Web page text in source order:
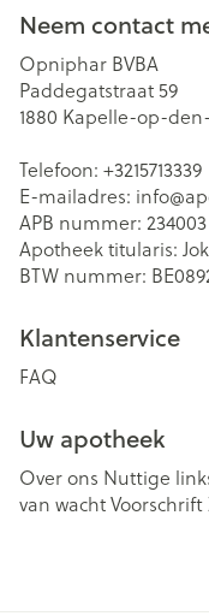
Neem contact
Opniphar BVBA
Paddegatstraat 59
1880 Kapelle-op-
Telefoon: +3215713339
E-mailadres: info@
APB nummer: 234003
Apotheek titularis:
BTW nummer:
Klantenservice
FAQ
Uw apotheek
Over ons Nuttige
van wachtVoorschrift